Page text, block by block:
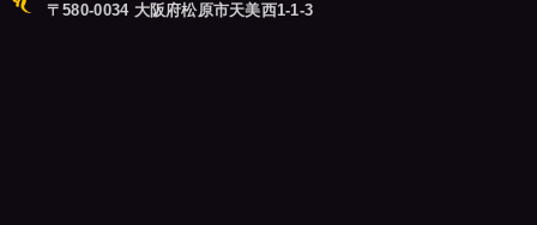
〒580-0034 大阪府松原市天美西1-1-3